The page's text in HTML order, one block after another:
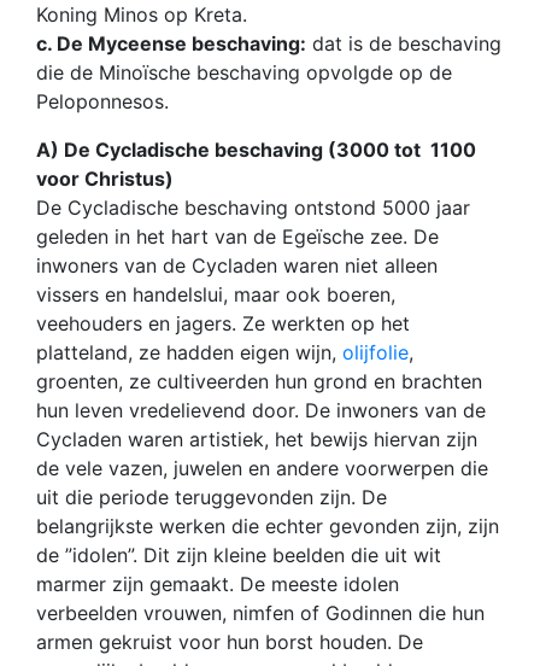
Koning Minos op Kreta.
c. De Myceense beschaving: dat is de beschaving
die de Minoïsche beschaving opvolgde op de
Peloponnesos.
A) De Cycladische beschaving (3000 tot 1100
voor Christus)
De Cycladische beschaving ontstond 5000 jaar
geleden in het hart van de Egeïsche zee. De
inwoners van de Cycladen waren niet alleen
vissers en handelslui, maar ook boeren,
veehouders en jagers. Ze werkten op het
platteland, ze hadden eigen wijn, olijfolie,
groenten, ze cultiveerden hun grond en brachten
hun leven vredelievend door. De inwoners van de
Cycladen waren artistiek, het bewijs hiervan zijn
de vele vazen, juwelen en andere voorwerpen die
uit die periode teruggevonden zijn. De
belangrijkste werken die echter gevonden zijn, zijn
de ”idolen”. Dit zijn kleine beelden die uit wit
marmer zijn gemaakt. De meeste idolen
verbeelden vrouwen, nimfen of Godinnen die hun
armen gekruist voor hun borst houden. De